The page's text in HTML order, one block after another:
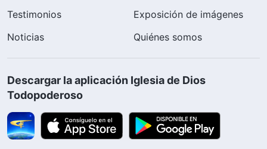
Testimonios
Exposición de imágenes
Noticias
Quiénes somos
Descargar la aplicación Iglesia de Dios
Todopoderoso